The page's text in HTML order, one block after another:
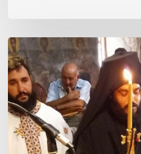
Μοναχική
κουρά
στην
Ιερά
Μονή
Γόλας